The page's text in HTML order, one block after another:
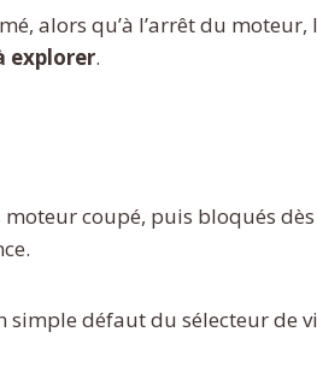
alors qu’à l’arrêt du moteur,
explorer.
coupé, puis bloqués
défaut du sélecteur de